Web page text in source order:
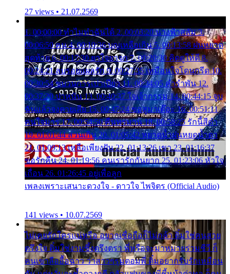
27 views • 21.07.2569
1. 00:00:00 ทำไมทำฉันได้ 2. 00:03:20 นางฟ้าสลัม 3.
00:06:50 คน 4. 00:10:36 บุญเหลือเกิน 5. 00:13:58 ฝนหยาด
สุดท้าย 6. 00:17:30 ยาใจยาจก 7. 00:20:30 คิดดูให้ดี 8.
00:24:21 ลบรอยแผลรัก 9. 00:27:35 เหมือนใจโดนกรีด 10.
00:30:54 ขบวนการเปาเปียว 11. 00:34:05 คำรำพัน 12.
00:37:20 ปาหนัน 13. 00:40:37 ใจเจ้ากรรม 14. 00:44:15 จูบ
ฉันแล้วจงตายเสีย 15. 00:47:24 ขอสูมาเต๊อะ 16. 00:51:11
คนใจมาร 17. 00:54:50 คืนทรมาน 18. 00:58:25 รักนี้สีดำ
19. 01:01:44 ส่วนเกิน 20. 01:05:42 หยาดน้ำฝนหยดน้ำตา
21. 01:09:13 เหลือเพียงฝัน 22. 01:13:26 เขา 23. 01:16:37
ขอรักคืน 24. 01:19:56 คนเรารักกันยาก 25. 01:23:06 หัวใจ
เถื่อน 26. 01:26:45 อยู่เพื่อลูก
เพลงเพราะเสนาะดวงใจ - ดาวใจ ไพจิตร (Official Audio)
141 views • 10.07.2569
ไม่เคยรักใครแน่หรือ อยากเชื่อถือก็ไม่กล้า ติ๋มใช่คนสวย
ตรึงใจ ติ๋มใช่งามซึ้งตรึงตรา พี่หรือจะมาหมายร่วมชีวี ก็
คนเขาลืออื้อฉาว ว่าสาวๆรุมตอมพี่ ติ๋มอยากรับรักเหมือน